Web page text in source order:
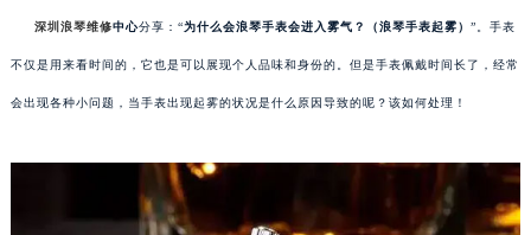
深圳浪琴维修中心分享：“为什么会浪琴手表会进入雾气？（浪琴手表起雾） ”。手表
不仅是用来看时间的，它也是可以展现个人品味和身份的。但是手表佩戴时间长了，经常
会出现各种小问题，当手表出现起雾的状况是什么原因导致的呢？该如何处理！